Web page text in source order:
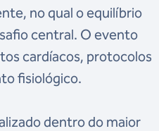
no qual o equilíbrio
central. O evento
cardíacos, protocolos
fisiológico.
dentro do maior